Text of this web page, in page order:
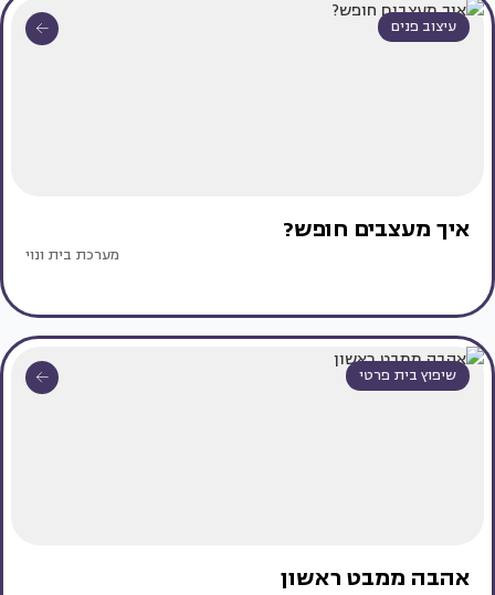
עיצוב פנים
איך מעצבים חופש?
מערכת בית ונוי
שיפוץ בית פרטי
אהבה ממבט ראשון